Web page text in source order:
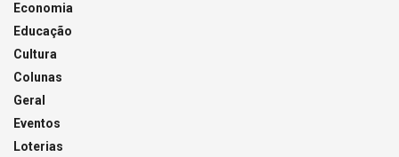
Economia
Educação
Cultura
Colunas
Geral
Eventos
Loterias